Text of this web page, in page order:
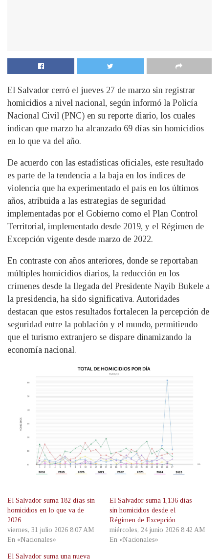
El Salvador cerró el jueves 27 de marzo sin registrar
homicidios a nivel nacional, según informó la Policía
Nacional Civil (PNC) en su reporte diario, los cuales
indican que marzo ha alcanzado 69 días sin homicidios
en lo que va del año.
De acuerdo con las estadísticas oficiales, este resultado
es parte de la tendencia a la baja en los índices de
violencia que ha experimentado el país en los últimos
años, atribuida a las estrategias de seguridad
implementadas por el Gobierno como el Plan Control
Territorial, implementado desde 2019, y el Régimen de
Excepción vigente desde marzo de 2022.
En contraste con años anteriores, donde se reportaban
múltiples homicidios diarios, la reducción en los
crímenes desde la llegada del Presidente Nayib Bukele a
la presidencia, ha sido significativa. Autoridades
destacan que estos resultados fortalecen la percepción de
seguridad entre la población y el mundo, permitiendo
que el turismo extranjero se dispare dinamizando la
economía nacional.
El Salvador suma 182 días sin
homicidios en lo que va de
2026
viernes, 31 julio 2026 8:07 AM
En «Nacionales»
El Salvador suma 1,136 días
sin homicidios desde el
Régimen de Excepción
miércoles, 24 junio 2026 8:42 AM
En «Nacionales»
El Salvador suma una nueva